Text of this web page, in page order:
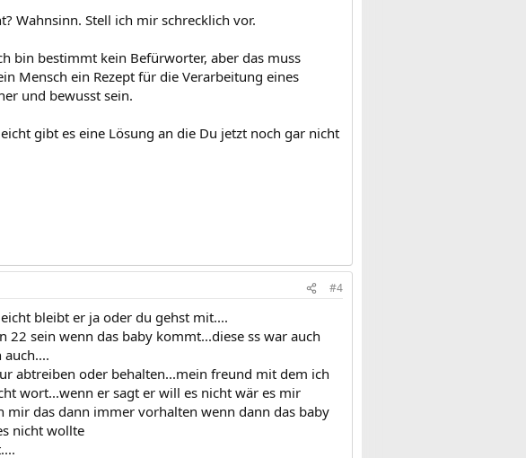
Wahnsinn. Stell ich mir schrecklich vor.
bin bestimmt kein Befürworter, aber das muss
Mensch ein Rezept für die Verarbeitung eines
und bewusst sein.
gibt es eine Lösung an die Du jetzt noch gar nicht
#4
bleibt er ja oder du gehst mit....
sein wenn das baby kommt...diese ss war auch
abtreiben oder behalten...mein freund mit dem ich
wort...wenn er sagt er will es nicht wär es mir
das dann immer vorhalten wenn dann das baby
nicht wollte